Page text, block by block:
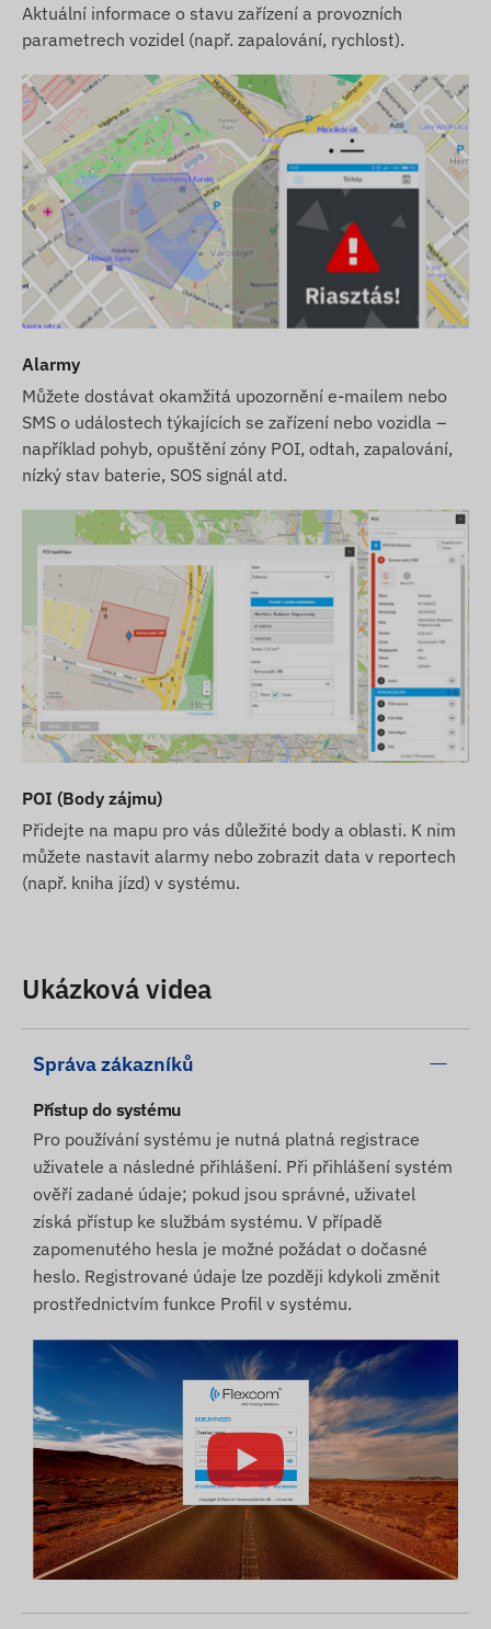
Aktuální informace o stavu zařízení a provozních
parametrech vozidel (např. zapalování, rychlost).
Alarmy
Můžete dostávat okamžitá upozornění e-mailem nebo
SMS o událostech týkajících se zařízení nebo vozidla –
například pohyb, opuštění zóny POI, odtah, zapalování,
nízký stav baterie, SOS signál atd.
POI (Body zájmu)
Přidejte na mapu pro vás důležité body a oblasti. K nim
můžete nastavit alarmy nebo zobrazit data v reportech
(např. kniha jízd) v systému.
Ukázková videa
Správa zákazníků
Přístup do systému
Pro používání systému je nutná platná registrace
uživatele a následné přihlášení. Při přihlášení systém
ověří zadané údaje; pokud jsou správné, uživatel
získá přístup ke službám systému. V případě
zapomenutého hesla je možné požádat o dočasné
heslo. Registrované údaje lze později kdykoli změnit
prostřednictvím funkce Profil v systému.